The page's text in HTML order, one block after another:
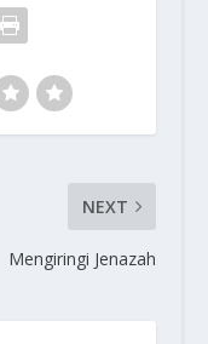
NEXT
Mengiringi Jenazah